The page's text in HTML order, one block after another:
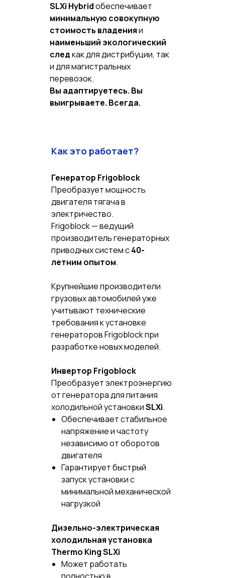
Как это работает?
SLXi Hybridобеспечивает
минимальную совокупную
стоимость владенияи
наименьший экологический
следкак для дистрибуции, так
и для магистральных
перевозок.
Вы адаптируетесь. Вы
выигрываете. Всегда.
Генератор Frigoblock
Преобразует мощность
двигателя тягача в
электричество.
Frigoblock — ведущий
производитель генераторных
приводных систем с40-
летним опытом.
Крупнейшие производители
грузовых автомобилей уже
учитывают технические
требования к установке
генераторов Frigoblock при
разработке новых моделей.
Инвертор Frigoblock
Преобразует электроэнергию
от генератора для питания
холодильной установкиSLXi.
Обеспечивает стабильное
напряжение и частоту
независимо от оборотов
двигателя
Гарантирует быстрый
запуск установки с
минимальной механической
нагрузкой
Дизельно-электрическая
холодильная установка
Thermo King SLXi
Может работать